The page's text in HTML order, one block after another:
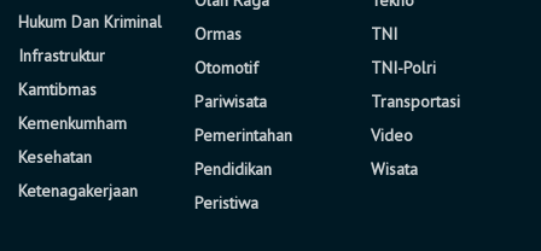
Hukum Dan Kriminal
Infrastruktur
Kamtibmas
Kemenkumham
Kesehatan
Ketenagakerjaan
Ormas
Otomotif
Pariwisata
Pemerintahan
Pendidikan
Peristiwa
TNI
TNI-Polri
Transportasi
Video
Wisata